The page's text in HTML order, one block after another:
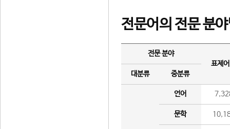
전문어의 전문 분
전문 분야
표제
대분류
중분류
언어
문학